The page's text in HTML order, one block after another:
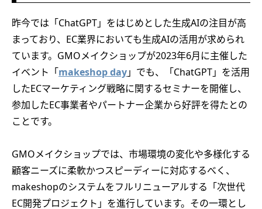
昨今では「ChatGPT」をはじめとした生成AIの注目が高
まっており、EC業界においても生成AIの活用が求められ
ています。GMOメイクショップが2023年6月に主催した
イベント「makeshop day」でも、「ChatGPT」を活用
したECマーケティング戦略に関するセミナーを開催し、
参加したEC事業者やパートナー企業から好評を得たとの
ことです。
GMOメイクショップでは、市場環境の変化や多様化する
顧客ニーズに柔軟かつスピーディーに対応するべく、
makeshopのシステムをフルリニューアルする「次世代
EC開発プロジェクト」を進行しています。その一環とし